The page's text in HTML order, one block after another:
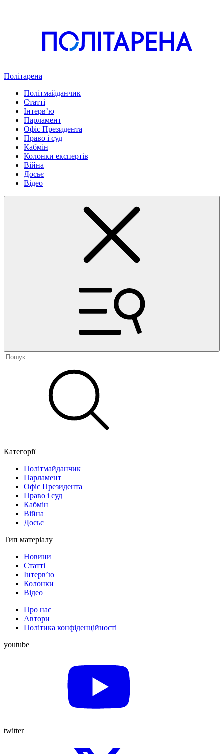
Політарена
Політмайданчик
Статті
Інтервʼю
Парламент
Офіс Президента
Право і суд
Кабмін
Колонки експертів
Війна
Досьє
Відео
Категорії
Політмайданчик
Парламент
Офіс Президента
Право і суд
Кабмін
Війна
Досьє
Тип матеріалу
Новини
Статті
Інтерв’ю
Колонки
Відео
Про нас
Автори
Політика конфіденційності
youtube
twitter